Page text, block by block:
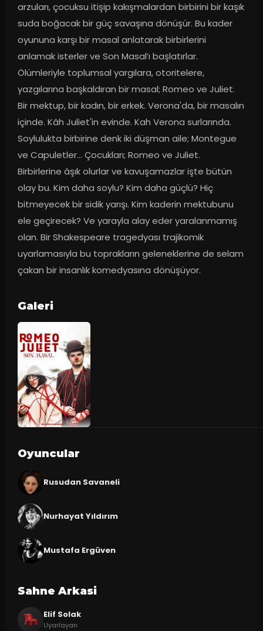
arzuları, çocuksu itişip kakışmalardan birbirini bir kaşık
suda boğacak bir güç savaşına dönüşür. Bu kader
oyununa karşı bir masal anlatarak birbirlerini
anlamak isterler ve Son Masal’ı başlatırlar.
Ölümleriyle toplumsal yargılara, otoritelere,
yazgılarına başkaldıran bir masal; Romeo ve Juliet.
Bir mektup, bir kadın, bir erkek. Verona'da, bir masalın
içinde. Kâh Juliet'in evinde. Kah Verona surlarında.
Soylulukta birbirine denk iki düşman aile; Montegue
ve Capuletler… Çocukları; Romeo ve Juliet.
Birbirlerine âşık olurlar ve kavuşamazlar işte bütün
olay bu. Kim daha soylu? Kim daha güçlü? Hiç
bitmeyecek bir sidik yarışı. Kim kaderin mektubunu
ele geçirecek? Ve yarayla alay eder yaralanmamış
olan. Bir Shakespeare tragedyası trajikomik
uyarlamasıyla bu toprakların geleneklerine de selam
çakan bir insanlık komedyasına dönüşüyor.
Galeri
Oyuncular
Rusudan Savaneli
Nurhayat Yıldırım
Mustafa Ergüven
Sahne Arkasi
Elif Solak
Uyarlayan